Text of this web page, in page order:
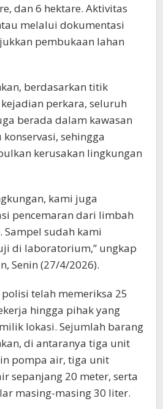
dan 6 hektare. Aktivitas
melalui dokumentasi
pembukaan lahan
berdasarkan titik
perkara, seluruh
berada dalam kawasan
sehingga
kerusakan lingkungan
kami juga
pencemaran dari limbah
Sampel sudah kami
di laboratorium,” ungkap
Senin (27/4/2026).
telah memeriksa 25
hingga pihak yang
lokasi. Sejumlah barang
di antaranya tiga unit
pompa air, tiga unit
sepanjang 20 meter, serta
masing-masing 30 liter.